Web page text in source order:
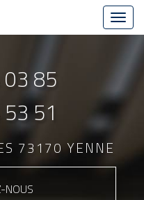
85
51
73170 YENNE
NOUS